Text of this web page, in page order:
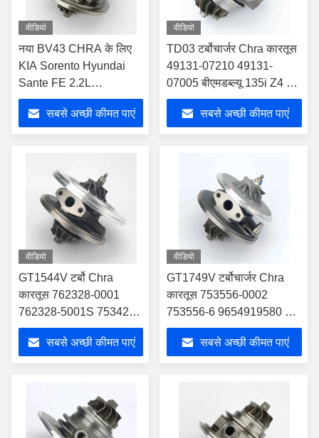
वीडियो
नया BV43 CHRA के लिए
KIA Sorento Hyundai
Sante FE 2.2L
53039700653 28231-
2F950सबसे अच्छी कीमत पाएं
वीडियो
TD03 टर्बोचार्जर Chra कारतूस
49131-07210 49131-
07005 बीएमडब्ल्यू 135i Z4 X6
535i 735i 3.5i N54B30 के
लिए
सबसे अच्छी कीमत पाएं
वीडियो
GT1544V टर्बो Chra
कारतूस 762328-0001
762328-5001S 753420-
0005 बीएमडब्ल्यू के लिए
सबसे अच्छी कीमत पाएं
वीडियो
GT1749V टर्बोचार्जर Chra
कारतूस 753556-0002
753556-6 9654919580 के
लिए CITROEN / PEUGEOT
सबसे अच्छी कीमत पाएं